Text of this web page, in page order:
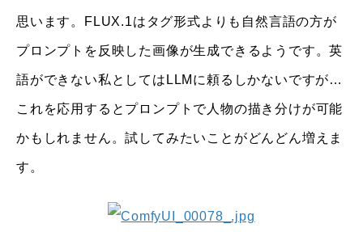
思います。FLUX.1はタグ形式よりも自然言語の方が
プロンプトを反映した画像が生成できるようです。英
語ができない私としてはLLMに頼るしかないですが…
これを応用するとプロンプトで人物の描き分けが可能
かもしれません。試してみたいことがどんどん増えま
す。